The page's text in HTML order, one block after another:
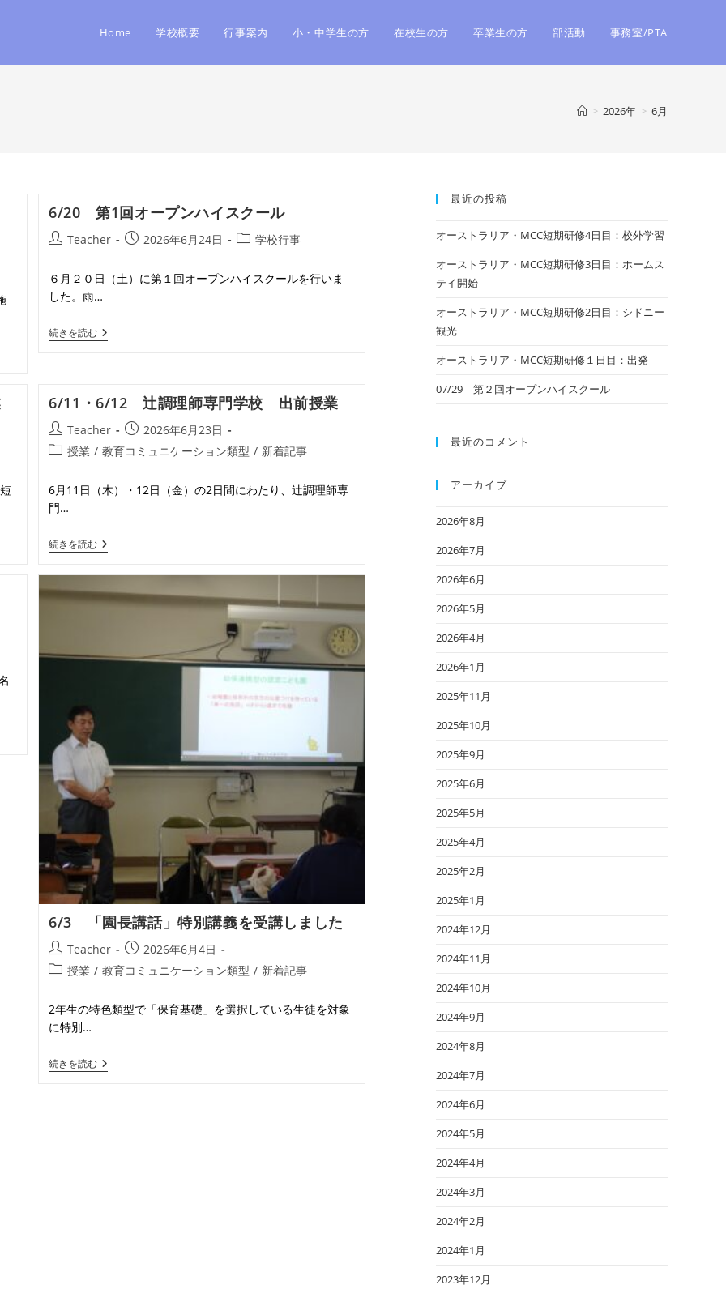
Home 学校概要 行事案内 小・中学生の方 在校生の方 卒業生の方 部活動 事務室/PTA
> 2026年 > 6月
6/20 第1回オープンハイスクール
投
者:
Teacher
投
公
開
2026年6月24日
投
カ
テ
学校行事
６月２０日（土）に第１回オープンハイスクールを行いま
した。雨…
続きを読む6/20
第
ー
プ
ハ
イ
ス
ー
ル
6/11・6/12 辻調理師専門学校 出前授業
投
稿
Teacher
投
稿
日:
2026年6月23日
投
カ
テ
ゴ
ー:
授業 / 教育コミュニケーション類型 / 新着記事
6月11日（木）・12日（金）の2日間にわたり、辻調理師専
門…
続きを読む6/11・
6/12
理
校
6/3 「園長講話」特別講義を受講しました
投
稿
Teacher
投
稿
日:
2026年6月4日
投
カ
テ
ゴ
ー:
授業 / 教育コミュニケーション類型 / 新着記事
2年生の特色類型で「保育基礎」を選択している生徒を対象
に特別…
続きを読む6/3
「園
最近の投稿
オーストラリア・MCC短期研修4日目：校外学習
オーストラリア・MCC短期研修3日目：ホームス
テイ開始
オーストラリア・MCC短期研修2日目：シドニー
観光
オーストラリア・MCC短期研修１日目：出発
07/29 第２回オープンハイスクール
最近のコメント
アーカイブ
2026年8月
2026年7月
2026年6月
2026年5月
2026年4月
2026年1月
2025年11月
2025年10月
2025年9月
2025年6月
2025年5月
2025年4月
2025年2月
2025年1月
2024年12月
2024年11月
2024年10月
2024年9月
2024年8月
2024年7月
2024年6月
2024年5月
2024年4月
2024年3月
2024年2月
2024年1月
2023年12月